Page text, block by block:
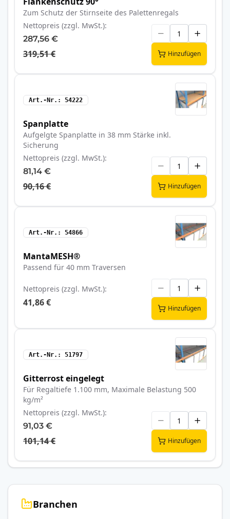
Zum Schutz der Stirnseite des Palettenregals
Nettopreis (zzgl. MwSt.)
287,56 €
319,51 € Hinzufügen
Art.-Nr. 54222
Spanplatte
Aufgelgte Spanplatte in 38 mm Stärke inkl.
Sicherung
Nettopreis (zzgl. MwSt.)
81,14 €
90,16 € Hinzufügen
Art.-Nr. 54866
MantaMESH®
Passend für 40 mm Traversen
Nettopreis (zzgl. MwSt.)
41,86 €
Hinzufügen
Art.-Nr. 51797
Gitterrost eingelegt
Für Regaltiefe 1.100 mm, Maximale Belastung 500
kg/m²
Nettopreis (zzgl. MwSt.)
91,03 €
101,14 € Hinzufügen
Branchen